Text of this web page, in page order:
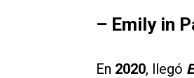
– Emily in
En 2020, llegó